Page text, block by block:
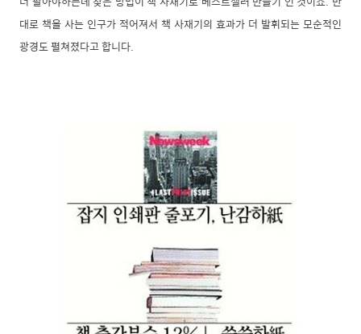
대로 책을 사는 인구가 적어져서 책 사재기의 효과가 더 발휘되는 모순적인
광경도 펼쳐졌다고 합니다.